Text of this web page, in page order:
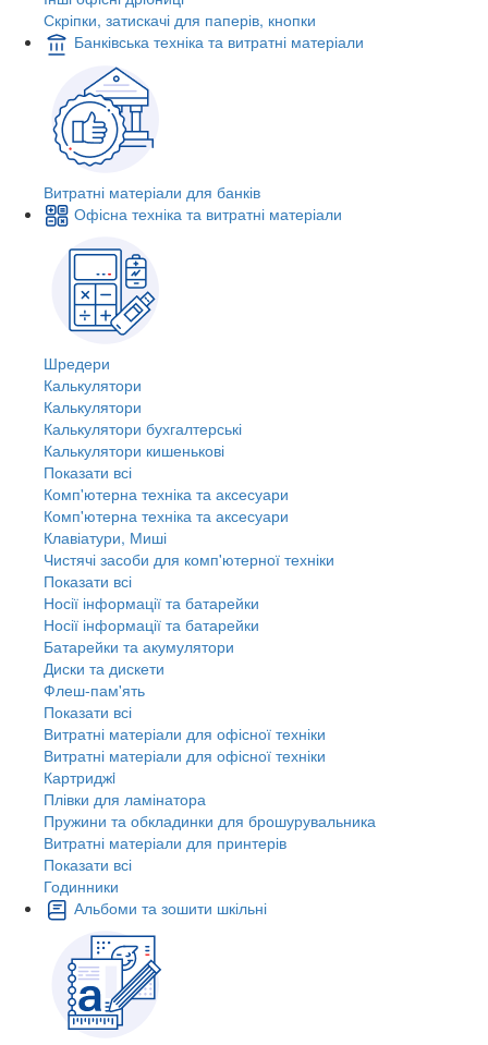
Скріпки, затискачі для паперів, кнопки
Банківська техніка та витратні матеріали
Витратні матеріали для банків
Офісна техніка та витратні матеріали
Шредери
Калькулятори
Калькулятори
Калькулятори бухгалтерські
Калькулятори кишенькові
Показати всі
Комп'ютерна техніка та аксесуари
Комп'ютерна техніка та аксесуари
Клавіатури, Миші
Чистячі засоби для комп'ютерної техніки
Показати всі
Носії інформації та батарейки
Носії інформації та батарейки
Батарейки та акумулятори
Диски та дискети
Флеш-пам'ять
Показати всі
Витратні матеріали для офісної техніки
Витратні матеріали для офісної техніки
Картриджi
Плівки для ламінатора
Пружини та обкладинки для брошурувальника
Витратні матеріали для принтерів
Показати всі
Годинники
Альбоми та зошити шкільні